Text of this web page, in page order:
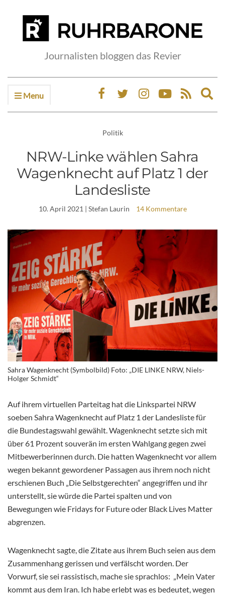
Journalisten bloggen das Revier
Menu
Politik
NRW-Linke wählen Sahra
Wagenknecht auf Platz 1 der
Landesliste
10. April 2021 | Stefan Laurin 14 Kommentare
Sahra Wagenknecht (Symbolbild) Foto: „DIE LINKE NRW, Niels-
Holger Schmidt“
Auf ihrem virtuellen Parteitag hat die Linkspartei NRW
soeben Sahra Wagenknecht auf Platz 1 der Landesliste für
die Bundestagswahl gewählt. Wagenknecht setzte sich mit
über 61 Prozent souverän im ersten Wahlgang gegen zwei
Mitbewerberinnen durch. Die hatten Wagenknecht vor allem
wegen bekannt gewordener Passagen aus ihrem noch nicht
erschienen Buch „DieSelbstgerechten“ angegriffen und ihr
unterstellt, sie würde die Partei spalten und von
Bewegungen wie Fridays for Future oder Black Lives Matter
abgrenzen.
Wagenknecht sagte, die Zitate aus ihrem Buch seien aus dem
Zusammenhang gerissen und verfälscht worden. Der
Vorwurf, sie sei rassistisch, mache sie sprachlos: „Mein Vater
kommt aus dem Iran. Ich habe erlebt was es bedeutet, wegen